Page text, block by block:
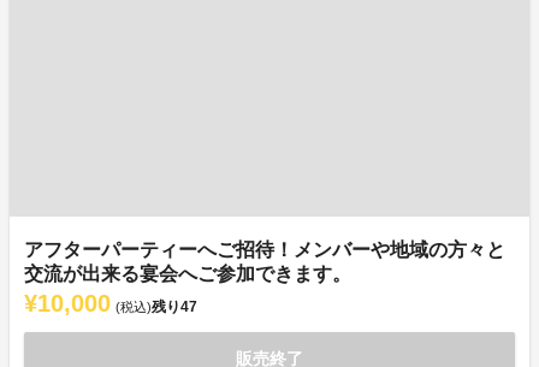
アフターパーティーへご招待！メンバーや地域の方々と
交流が出来る宴会へご参加できます。
¥10,000 (税込)残り47
販売終了